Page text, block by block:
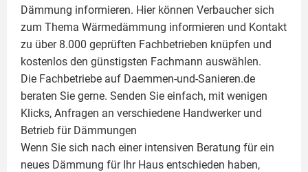
Dämmung informieren. Hier können Verbaucher sich
zum Thema Wärmedämmung informieren und Kontakt
zu über 8.000 geprüften Fachbetrieben knüpfen und
kostenlos den günstigsten Fachmann auswählen.
Die Fachbetriebe auf Daemmen-und-Sanieren.de
beraten Sie gerne. Senden Sie einfach, mit wenigen
Klicks, Anfragen an verschiedene Handwerker und
Betrieb für Dämmungen
Wenn Sie sich nach einer intensiven Beratung für ein
neues Dämmung für Ihr Haus entschieden haben,